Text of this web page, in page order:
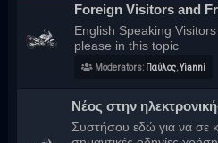
Foreign Visitors and
English Speaking
please in this topic
Moderators: Παύλος,Yianni
Νέος στην
Συστήσου εδώ για να σε